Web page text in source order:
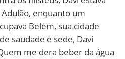
enquanto um
Belém, sua cidade
saudade e sede, Davi
me dera beber da água